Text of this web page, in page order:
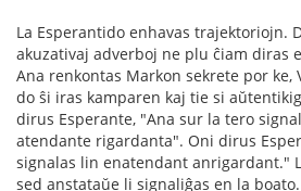
La Esperantido enhavas trajektoriojn.
akuzativaj adverboj ne plu ĉiam diras
Ana renkontas Markon sekrete por ke,
do ŝi iras kamparen kaj tie si
dirus Esperante, "Ana sur la tero
atendante rigardanta". Oni dirus
signalas lin enatendant anrigardant."
sed anstataŭe li signaliĝas en la boato.